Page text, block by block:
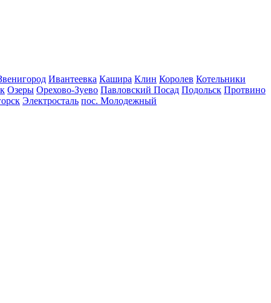
Ивантеевка Кашира Клин Королев Котельники
Озеры Орехово-Зуево Павловский Посад Подольск Протвино
Электросталь пос. Молодежный